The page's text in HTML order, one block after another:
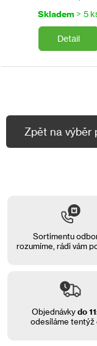
Skladem > 5
Detail
Zpět na výběr
Sortimentu
rozumíme, rádi vám
Objednávkydo
odesíláme tentýž